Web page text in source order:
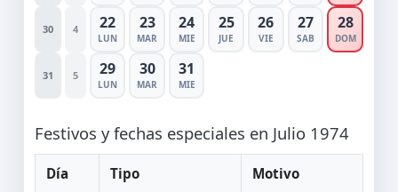
30 4 22
LUN
23
MAR
24
MIE
25
JUE
26
VIE
27
SAB
28
DOM
31 5 29
LUN
30
MAR
31
MIE
Festivos y fechas especiales en Julio 1974
Día Tipo Motivo